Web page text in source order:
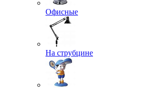
Офисные
На струбцине